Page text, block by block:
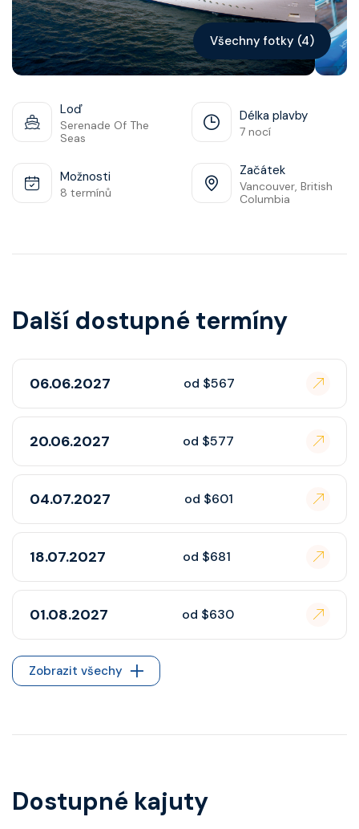
Všechny fotky (4)
Loď
Serenade Of The
Seas
Délka plavby
7 nocí
Možnosti
8 termínů
Začátek
Vancouver, British
Columbia
Další dostupné termíny
06.06.2027 od $567
20.06.2027 od $577
04.07.2027 od $601
18.07.2027 od $681
01.08.2027 od $630
Zobrazit všechy
Dostupné kajuty